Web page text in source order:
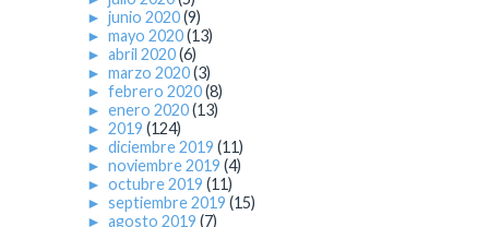
► junio 2020(9)
► mayo 2020(13)
► abril 2020(6)
► marzo 2020(3)
► febrero 2020(8)
► enero 2020(13)
► 2019 (124)
► diciembre 2019 (11)
► noviembre 2019 (4)
► octubre 2019 (11)
► septiembre 2019 (15)
► agosto 2019 (7)